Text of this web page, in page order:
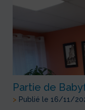
Partie de
> Publié le 16/11/